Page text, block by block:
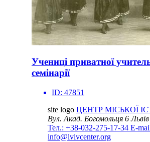
Учениці приватної
семінарії
ID: 47851
site logo ЦЕНТР МІСЬКОЇ
Вул. Акад. Богомольця 6
Тел.: +38-032-275-17-34 E-
info@lvivcenter.org